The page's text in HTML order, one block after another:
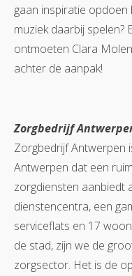
gaan inspiratie opdoen
muziek daarbij spelen?
ontmoeten Clara
achter de aanpak!
Zorgbedrijf
Zorgbedrijf Antwerpen
Antwerpen dat een
zorgdiensten aanbiedt
dienstencentra, een
serviceflats en 17
de stad, zijn we de
zorgsector. Het is de